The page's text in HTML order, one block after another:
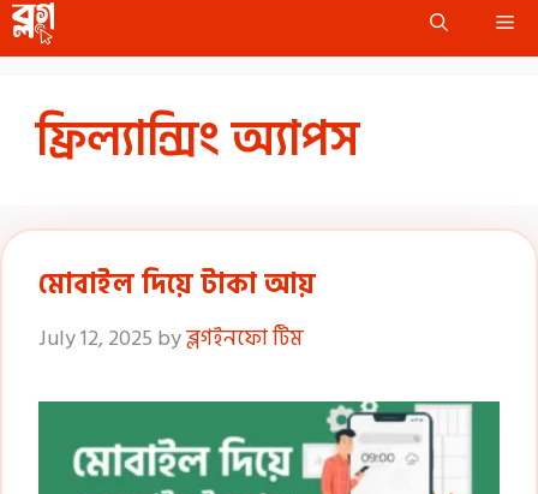
to
ফ্রিল্যান্সিং অ্যাপস
মোবাইল দিয়ে টাকা আয়
July 12, 2025 byব্লগইনফো টিম